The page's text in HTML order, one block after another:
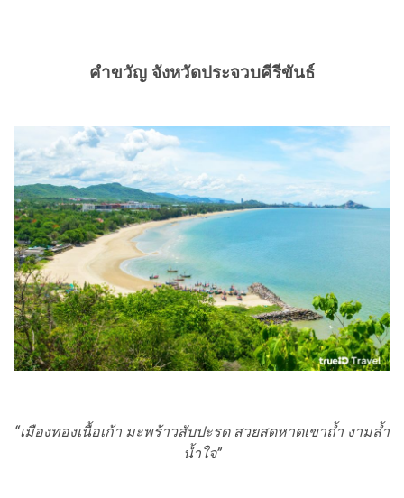
คำขวัญ จังหวัดประจวบคีรีขันธ์
“เมืองทองเนื้อเก้า มะพร้าวสับปะรด สวยสดหาดเขาถ้ำ งามล้ำ
น้ำใจ”